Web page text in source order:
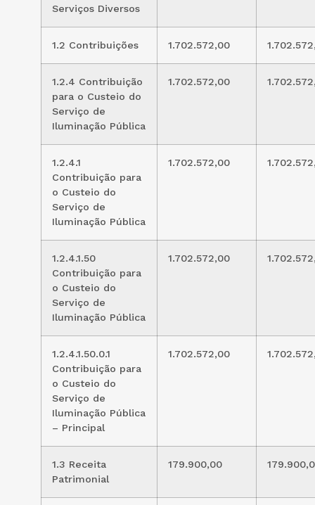
Serviços Diversos
1.2 Contribuições 1.702.572,00
1.2.4 Contribuição
para o Custeio do
Serviço de
Iluminação Pública
1.702.572,00
1.2.4.1
Contribuição para
o Custeio do
Serviço de
Iluminação Pública
1.702.572,00
1.2.4.1.50
Contribuição para
o Custeio do
Serviço de
Iluminação Pública
1.702.572,00
1.2.4.1.50.0.1
Contribuição para
o Custeio do
Serviço de
Iluminação Pública
– Principal
1.702.572,00
1.3 Receita
Patrimonial
179.900,00